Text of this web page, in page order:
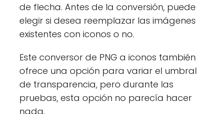
de flecha. Antes de la conversión, puede
elegir si desea reemplazar las imágenes
existentes con iconos o no.
Este conversor de PNG a iconos también
ofrece una opción para variar el umbral
de transparencia, pero durante las
pruebas, esta opción no parecía hacer
nada.